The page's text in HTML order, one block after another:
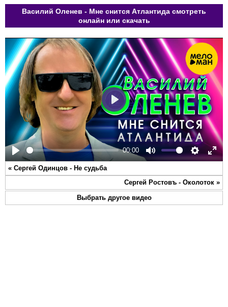
Василий Оленев - Мне снится Атлантида смотреть
онлайн или скачать
Play
00:00
Mute Settings
Play
« Сергей Одинцов - Не судьба
Сергей Ростовъ - Околоток »
Выбрать другое видео